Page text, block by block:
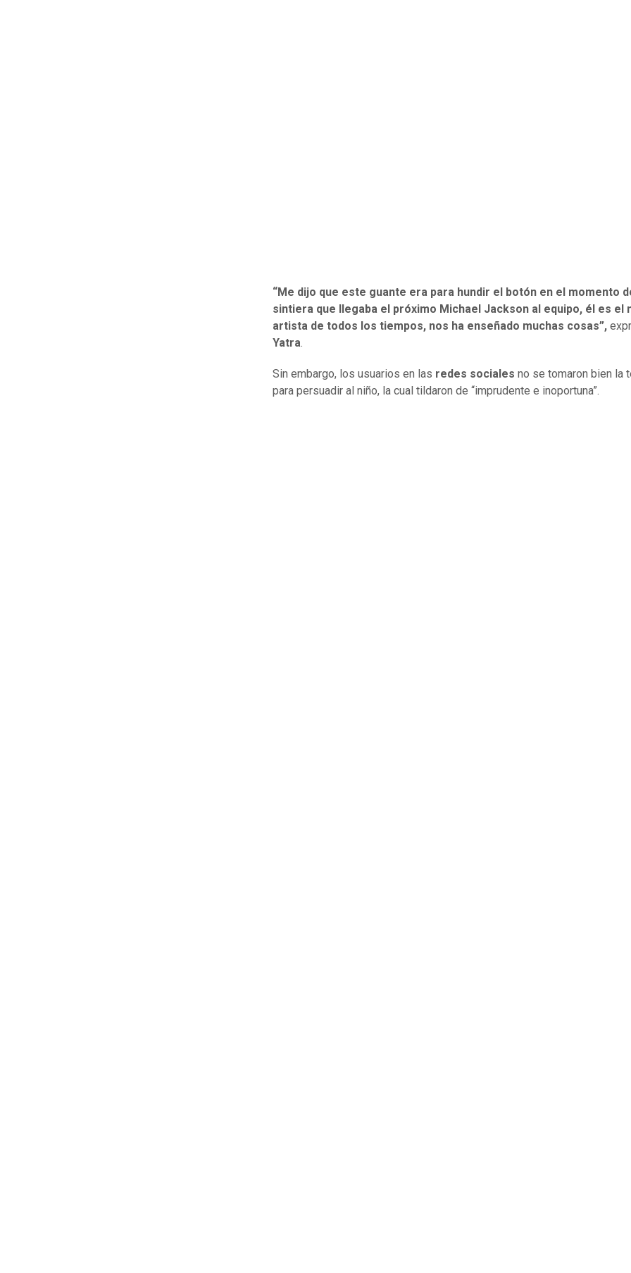
“Me dijo que este guante era para hundir el botón en el momento
sintiera que llegaba el próximo Michael Jackson al equipo, él es el
artista de todos los tiempos, nos ha enseñado muchas cosas”,
Yatra.
Sin embargo, los usuarios en las redes sociales no se tomaron bien la
para persuadir al niño, la cual tildaron de “imprudente e inoportuna”.